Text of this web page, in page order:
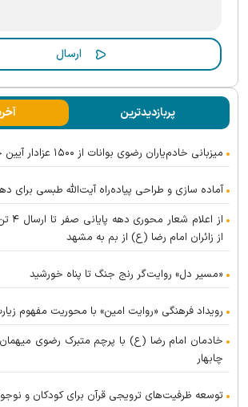
پربازدیدترین
میزبانی خادم‌یاران رضوی بوانات از ۱۵۰۰ عزادار آیین جاماندگان اربعین
آماده سازی و طراحی پیاده‌راه آیت‌الله طبسی برای
از
از زائران امام رضا (ع) از بم به مشهد
«مسیر دل» روایت‌گر رنج جنگ تا پناه خورشید
رویداد فرهنگی «روایت امین» با محوریت مفهوم
خادمان امام رضا (ع) با پرچم متبرک رضوی
چابهار
توسعه ظرفیت‌های ترویجی قرآن برای کودکان و